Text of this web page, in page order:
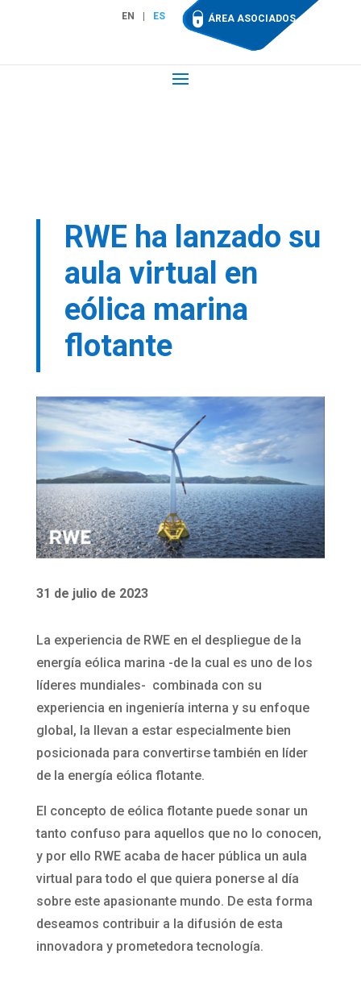
EN ES ÁREA ASOCIADOS
RWE ha lanzado su
aula virtual en
eólica marina
flotante
31 de julio de 2023
La experiencia de RWE en el despliegue de la
energía eólica marina -de la cual es uno de los
líderes mundiales- combinada con su
experiencia en ingeniería interna y su enfoque
global, la llevan a estar especialmente bien
posicionada para convertirse también en líder
de la energía eólica flotante.
El concepto de eólica flotante puede sonar un
tanto confuso para aquellos que no lo conocen,
y por ello RWE acaba de hacer pública un aula
virtual para todo el que quiera ponerse al día
sobre este apasionante mundo. De esta forma
deseamos contribuir a la difusión de esta
innovadora y prometedora tecnología.